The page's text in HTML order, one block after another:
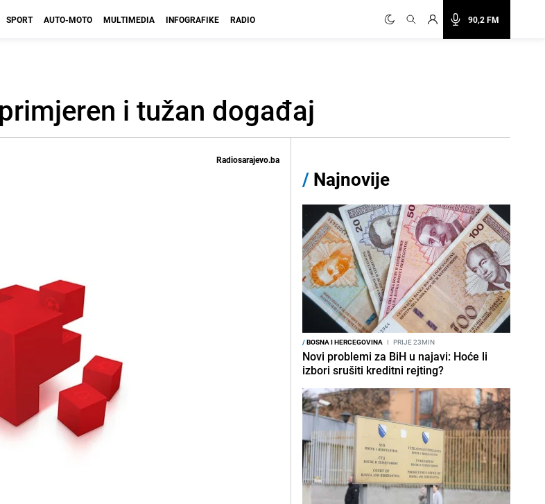
90,2 FM
SPORT AUTO-MOTO MULTIMEDIA INFOGRAFIKE RADIO
i tužan događaj
Radiosarajevo.ba
/ Najnovije
/BOSNA I HERCEGOVINA I PRIJE 23MIN
Novi problemi za BiH u najavi: Hoće li
izbori srušiti kreditni rejting?